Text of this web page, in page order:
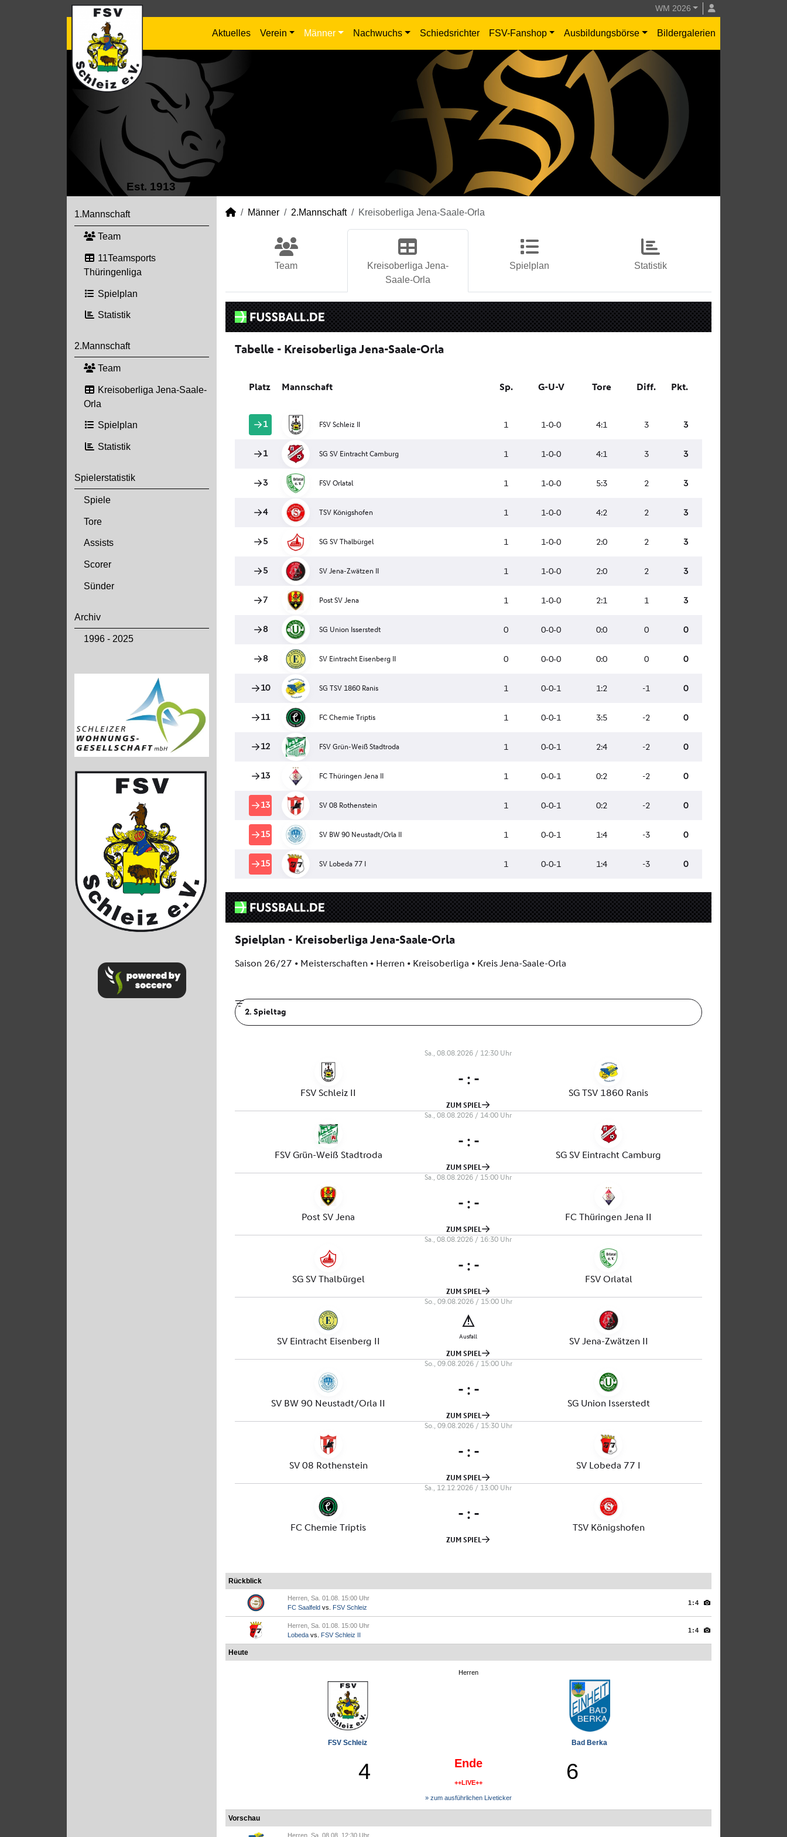
WM 2026
Aktuelles Verein Männer Nachwuchs Schiedsrichter FSV-Fanshop Ausbildungsbörse Bildergalerien
Est. 1913
1.Mannschaft
Team
11Teamsports
Thüringenliga
Spielplan
Statistik
2.Mannschaft
Team
Kreisoberliga Jena-Saale-
Orla
Spielplan
Statistik
Spielerstatistik
Spiele
Tore
Assists
Scorer
Sünder
Archiv
1996 - 2025
Männer 2.Mannschaft Kreisoberliga Jena-Saale-Orla
Team
Kreisoberliga Jena-
Saale-Orla
Spielplan Statistik
Rückblick
Herren, Sa. 01.08. 15:00 Uhr
FC Saalfeld vs. FSV Schleiz
1:4
Herren, Sa. 01.08. 15:00 Uhr
Lobeda vs. FSV Schleiz II
1:4
Heute
Herren
FSV Schleiz Bad Berka
4 Ende
++LIVE++ 6
» zum ausführlichen Liveticker
Vorschau
Herren, Sa. 08.08. 12:30 Uhr